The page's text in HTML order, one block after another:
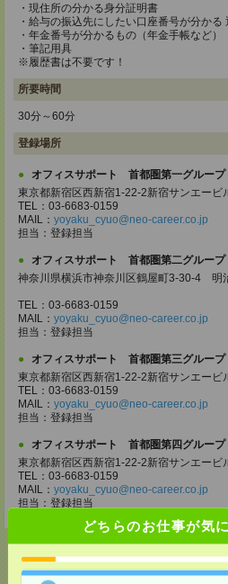
どちらのお仕事が気
・現住所の分かる身分証明書
・給与の振込先にしたい口座番号が分か
・年金番号が分かるもの（年金手帳など）
・筆記用具
※履歴書は不要です！
所要時間
30分～60分
登録場所
オフィスサポート 首都圏第一グループ
東京都新宿区西新宿1-22-2新宿サンエービ
TEL：03-6683-0159
MAIL： yoyaku_cyuo@neo-career.co.jp
担当：登録担当
オフィスサポート 首都圏第二グループ
神奈川県横浜市神奈川区鶴屋町3-30-4 明
TEL：03-6683-0159
MAIL： yoyaku_cyuo@neo-career.co.jp
担当：登録担当
オフィスサポート 首都圏第三グループ
東京都新宿区西新宿1-22-2新宿サンエービ
TEL：03-6683-0159
MAIL： yoyaku_cyuo@neo-career.co.jp
担当：登録担当
オフィスサポート 首都圏第四グループ
東京都新宿区西新宿1-22-2新宿サンエービ
TEL：03-6683-0159
MAIL： yoyaku_cyuo@neo-career.co.jp
担当：登録担当